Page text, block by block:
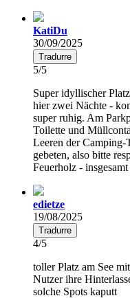
KatiDu
30/09/2025
Tradurre
5/5
Super idyllischer
hier zwei Nächte -
super ruhig. Am
Toilette und
Leeren der Camping-
gebeten, also bitte
Feuerholz -
edietze
19/08/2025
Tradurre
4/5
toller Platz am See
Nutzer ihre
solche Spots kaputt